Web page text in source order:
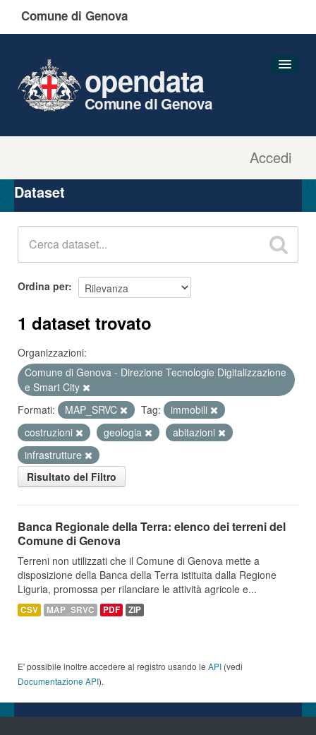
Comune di Genova
Accedi
opendata
Comune di Genova
Organizzazioni
Gruppi
Dataset
Ordina per
1 dataset trovato
Organizzazioni:
Comune di Genova - Direzione Tecnologie Digitalizzazione
e Smart City
Formati:
MAP_SRVC Tag:
immobili
costruzioni
geologia
abitazioni
infrastrutture
Risultato del Filtro
Banca Regionale della Terra: elenco dei terreni del
Comune di Genova
Terreni non utilizzati che il Comune di Genova mette a
disposizione della Banca della Terra istituita dalla Regione
Liguria, promossa per rilanciare le attività agricole e...
CSV MAP_SRVC PDF ZIP
E' possibile inoltre accedere al registro usando le API (vedi
Documentazione API).